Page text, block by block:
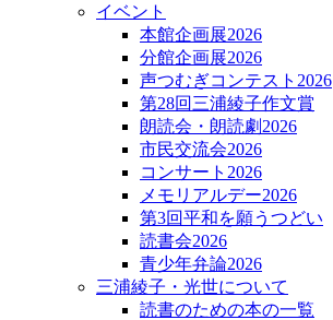
イベント
本館企画展2026
分館企画展2026
声つむぎコンテスト2026
第28回三浦綾子作文賞
朗読会・朗読劇2026
市民交流会2026
コンサート2026
メモリアルデー2026
第3回平和を願うつどい
読書会2026
青少年弁論2026
三浦綾子・光世について
読書のための本の一覧